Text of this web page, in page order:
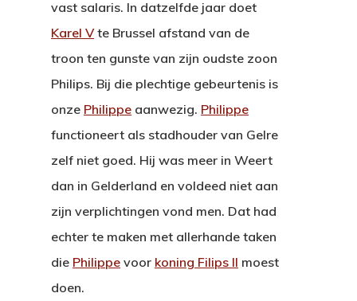
vast salaris. In datzelfde jaar doet
Karel Vte Brussel afstand van de
troon ten gunste van zijn oudste zoon
Philips. Bij die plechtige gebeurtenis is
onze Philippe aanwezig. Philippe
functioneert als stadhouder van Gelre
zelf niet goed. Hij was meer in Weert
dan in Gelderland en voldeed niet aan
zijn verplichtingen vond men. Dat had
echter te maken met allerhande taken
die Philippe voor koning Filips II moest
doen.